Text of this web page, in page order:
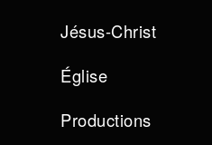
Jésus-Christ
Église
Productions